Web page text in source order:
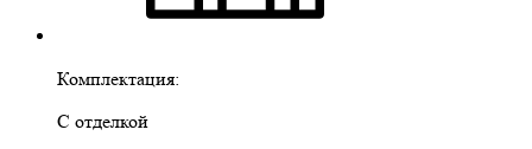
Комплектация:
С отделкой